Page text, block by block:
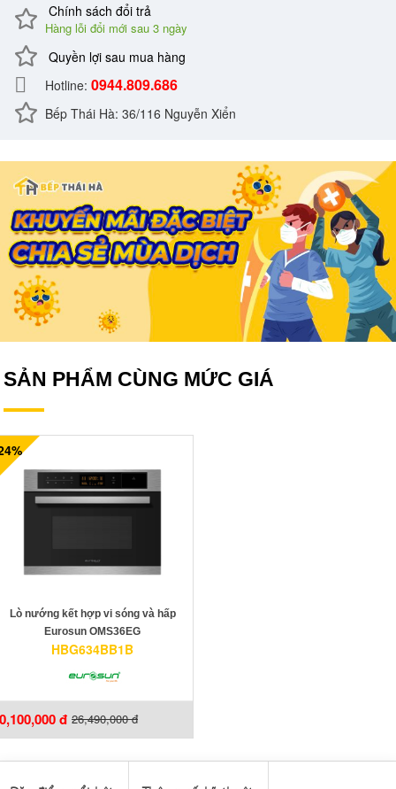
Chính sách đổi trả
Hàng lỗi đổi mới sau 3 ngày
Quyền lợi sau mua hàng
Hotline: 0944.809.686
Bếp Thái Hà: 36/116 Nguyễn Xiển
SẢN PHẨM CÙNG MỨC GIÁ
Lò nướng kết hợp vi sóng và hấp
Eurosun OMS36EG
HBG634BB1B
đ 26,490,000 đ